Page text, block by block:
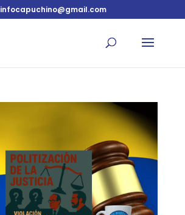
infocapuchino@gmail.com